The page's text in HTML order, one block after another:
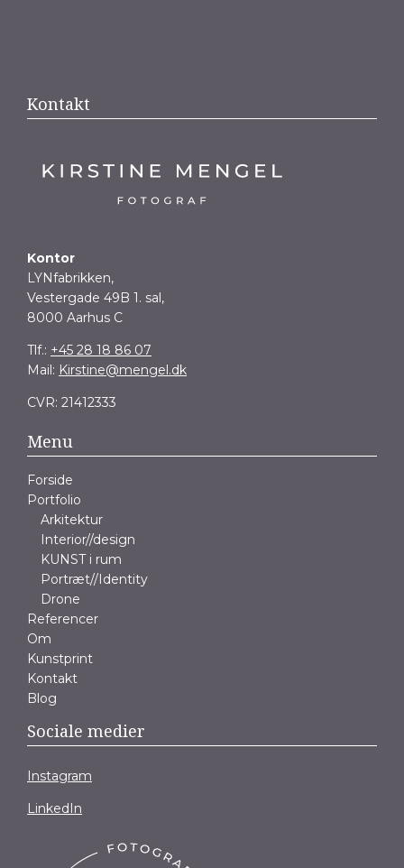
Kontakt
Kontor
LYNfabrikken,
Vestergade 49B 1. sal,
8000 Aarhus C
Tlf.: +45 28 18 86 07
Mail: Kirstine@mengel.dk
CVR: 21412333
Menu
Forside
Portfolio
Arkitektur
Interior//design
KUNST i rum
Portræt//Identity
Drone
Referencer
Om
Kunstprint
Kontakt
Blog
Sociale medier
Instagram
LinkedIn